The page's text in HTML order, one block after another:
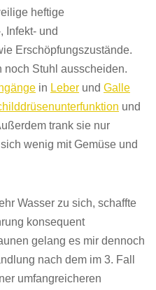
heftige
Infekt- und
Erschöpfungszustände.
noch Stuhl ausscheiden.
in Leber und Galle
und
trank sie nur
wenig mit Gemüse und
Wasser zu sich, schaffte
konsequent
gelang es mir dennoch
nach dem im 3. Fall
umfangreicheren